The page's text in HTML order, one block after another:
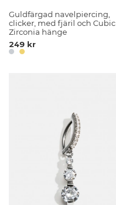
Guldfärgad navelpiercing,
clicker, med fjäril och Cubic
Zirconia hänge
249 kr